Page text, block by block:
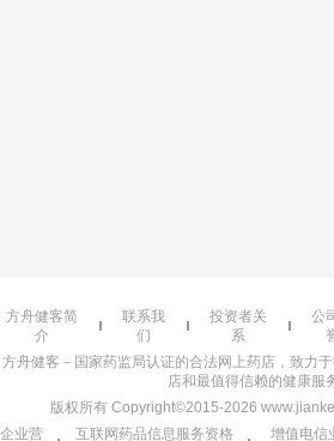
方舟健客简
介
联系我
们
投资者关
系
公
方舟健客－国家药监局认证的合法网上药店，致力
店和最值得信赖的健康服
版权所有 Copyright©2015-2026
企业营
互联网药品信息服务资格 增值电信